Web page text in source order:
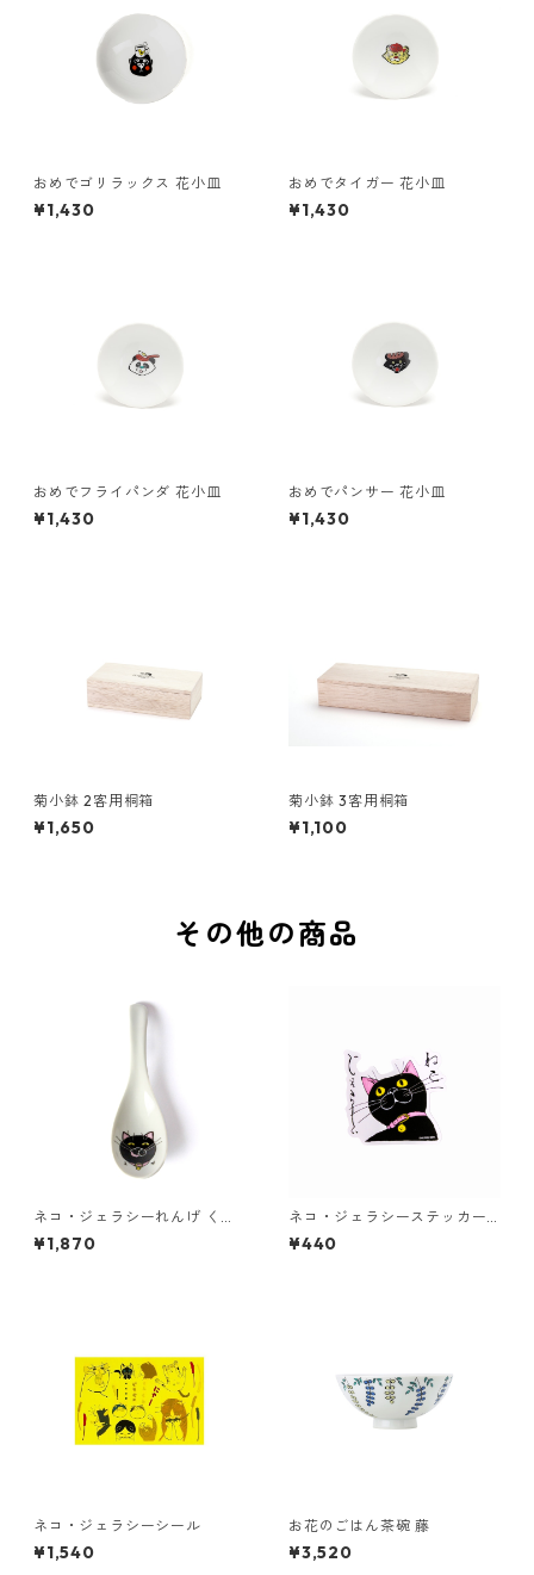
おめでゴリラックス 花小皿
¥1,430
おめでタイガー 花小皿
¥1,430
おめでフライパンダ 花小皿
¥1,430
おめでパンサー 花小皿
¥1,430
菊小鉢 2客用桐箱
¥1,650
菊小鉢 3客用桐箱
¥1,100
その他の商品
ネコ・ジェラシーれんげ くろ
ねこ
¥1,870
ネコ・ジェラシーステッカー
くろねこ
¥440
ネコ・ジェラシーシール
¥1,540
お花のごはん茶碗 藤
¥3,520